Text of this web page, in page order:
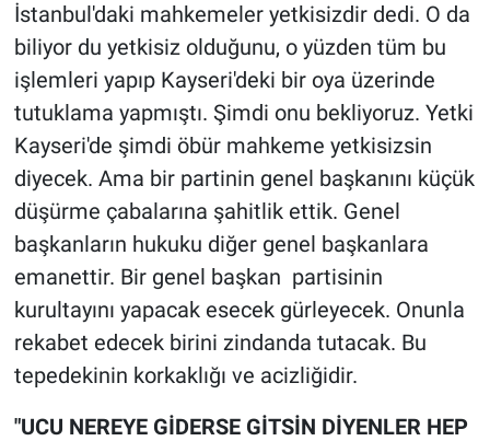
İstanbul'daki mahkemeler yetkisizdir dedi. O da
biliyor du yetkisiz olduğunu, o yüzden tüm bu
işlemleri yapıp Kayseri'deki bir oya üzerinde
tutuklama yapmıştı. Şimdi onu bekliyoruz. Yetki
Kayseri'de şimdi öbür mahkeme yetkisizsin
diyecek. Ama bir partinin genel başkanını küçük
düşürme çabalarına şahitlik ettik. Genel
başkanların hukuku diğer genel başkanlara
emanettir. Bir genel başkan partisinin
kurultayını yapacak esecek gürleyecek. Onunla
rekabet edecek birini zindanda tutacak. Bu
tepedekinin korkaklığı ve acizliğidir.
"UCU NEREYE GİDERSE GİTSİN DİYENLER HEP